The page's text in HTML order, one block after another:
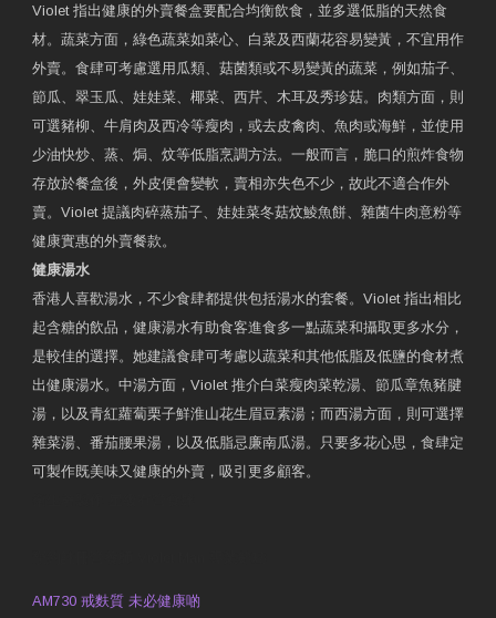
Violet 指出健康的外賣餐盒要配合均衡飲食，並多選低脂的天然食
材。蔬菜方面，綠色蔬菜如菜心、白菜及西蘭花容易變黃，不宜用作
外賣。食肆可考慮選用瓜類、菇菌類或不易變黃的蔬菜，例如茄子、
節瓜、翠玉瓜、娃娃菜、椰菜、西芹、木耳及秀珍菇。肉類方面，則
可選豬柳、牛肩肉及西冷等瘦肉，或去皮禽肉、魚肉或海鮮，並使用
少油快炒、蒸、焗、炆等低脂烹調方法。一般而言，脆口的煎炸食物
存放於餐盒後，外皮便會變軟，賣相亦失色不少，故此不適合作外
賣。Violet 提議肉碎蒸茄子、娃娃菜冬菇炆鯪魚餅、雜菌牛肉意粉等
健康實惠的外賣餐款。
健康湯水
香港人喜歡湯水，不少食肆都提供包括湯水的套餐。Violet 指出相比
起含糖的飲品，健康湯水有助食客進食多一點蔬菜和攝取更多水分，
是較佳的選擇。她建議食肆可考慮以蔬菜和其他低脂及低鹽的食材煮
出健康湯水。中湯方面，Violet 推介白菜瘦肉菜乾湯、節瓜章魚豬腱
湯，以及青紅蘿蔔栗子鮮淮山花生眉豆素湯；而西湯方面，則可選擇
雜菜湯、番茄腰果湯，以及低脂忌廉南瓜湯。只要多花心思，食肆定
可製作既美味又健康的外賣，吸引更多顧客。
AM730 戒麩質 未必健康啲